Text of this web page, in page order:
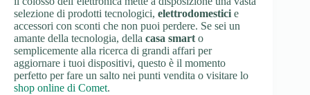
selezione di prodotti tecnologici, elettrodomestici e
accessori con sconti che non puoi perdere. Se sei un
amante della tecnologia, della casa smart o
semplicemente alla ricerca di grandi affari per
aggiornare i tuoi dispositivi, questo è il momento
perfetto per fare un salto nei punti vendita o visitare lo
shop online di Comet.